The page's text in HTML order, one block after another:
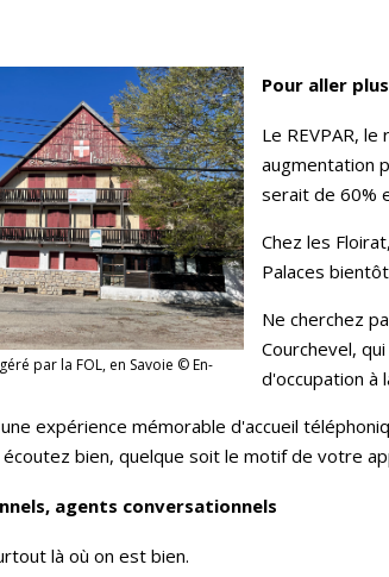
par la FOL, en Savoie © En-
Pour aller
Le REVPAR,
augmentation
serait de 60%
Chez les
Palaces
Ne cherchez
Courchevel,
d'occupation à
expérience mémorable d'accueil
écoutez bien, quelque soit le motif de votre
agents conversationnels
là où on est bien.